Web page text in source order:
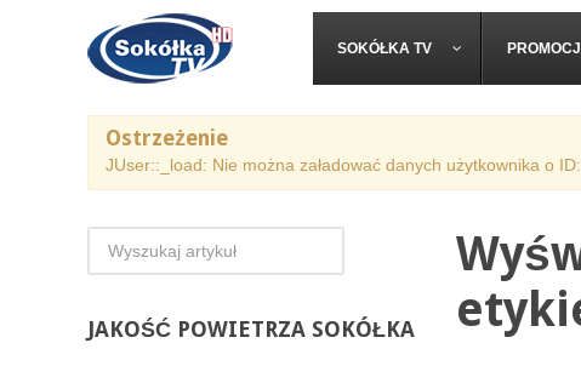
SOKÓŁKA TV
Ostrzeżenie
JUser::_load: Nie można załadować danych użytkownika o ID:
JAKOŚĆ POWIETRZA SOKÓŁKA